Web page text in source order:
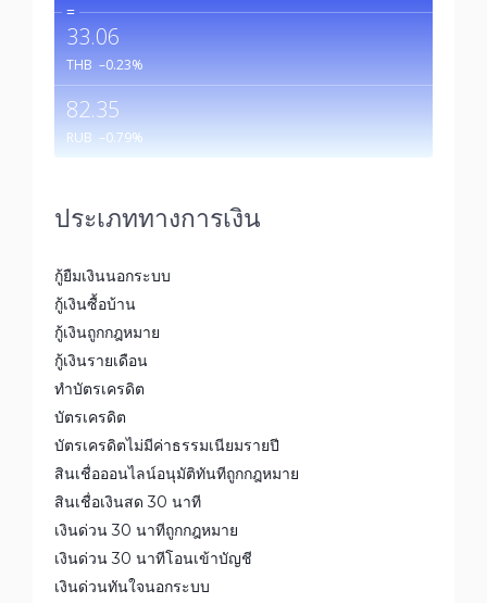
=
33.06
THB –0.23%
82.35
RUB –0.79%
ประเภททางการเงิน
กู้ยืมเงินนอกระบบ
กู้เงินซื้อบ้าน
กู้เงินถูกกฎหมาย
กู้เงินรายเดือน
ทำบัตรเครดิต
บัตรเครดิต
บัตรเครดิตไม่มีค่าธรรมเนียมรายปี
สินเชื่อออนไลน์อนุมัติทันทีถูกกฎหมาย
สินเชื่อเงินสด 30 นาที
เงินด่วน 30 นาทีถูกกฎหมาย
เงินด่วน 30 นาทีโอนเข้าบัญชี
เงินด่วนทันใจนอกระบบ